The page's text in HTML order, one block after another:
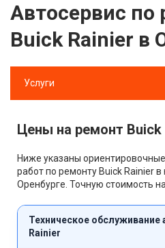
Автосервис по
Buick Rainier в
Услуги
Цены на ремонт Buick
Ниже указаны
работ по ремонту Buick Rainier
Оренбурге. Точную стоимость
Техническое
Rainier